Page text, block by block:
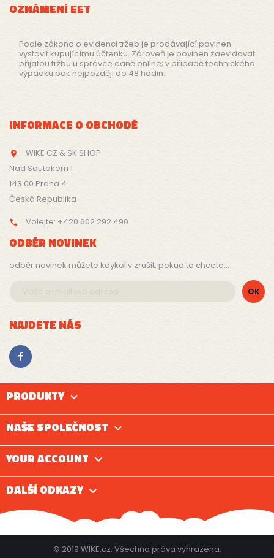
OZNÁMENÍ EET
Podle zákona o evidenci tržeb je prodávající povinen
vystavit kupujícímu účtenku. Zároveň je povinen zaevidovat
přijatou tržbu u správce daně online; v případě technického
výpadku pak nejpozději do 48 hodin.
INFORMACE O OBCHODĚ

WIKE CZ & SK SHOP
Nad Soutokem 1
143 00 Praha 4
Česká Republika
 Volejte: +420 602 292 490
ODBĚR NOVINEK
odběr novinek můžete kdykoliv zrušit. pokud to chcete...
NAJDETE NÁS
PRODUKTY 
NAŠE SPOLEČNOST 
YOUR ACCOUNT 
DALŠÍ ODKAZY 
© 2019 WIKE.cz. Všechna práva vyhrazena.